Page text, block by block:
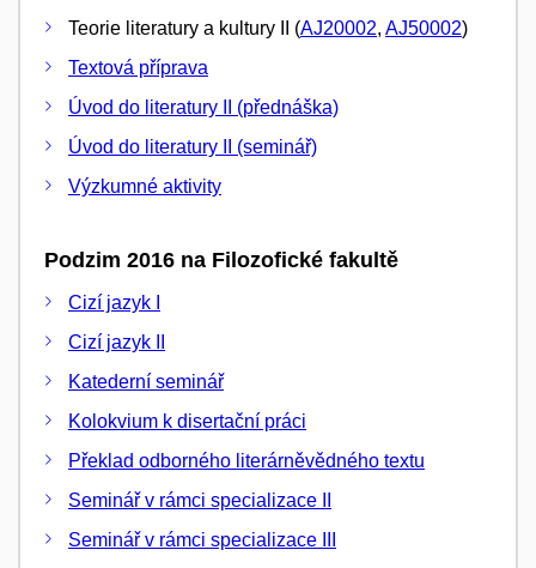
Teorie literatury a kultury II (AJ20002, AJ50002)
Textová příprava
Úvod do literatury II (přednáška)
Úvod do literatury II (seminář)
Výzkumné aktivity
Podzim 2016 na Filozofické fakultě
Cizí jazyk I
Cizí jazyk II
Katederní seminář
Kolokvium k disertační práci
Překlad odborného literárněvědného textu
Seminář v rámci specializace II
Seminář v rámci specializace III